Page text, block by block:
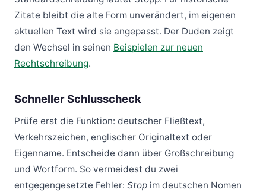
Zitate bleibt die alte Form unverändert, im eigenen
aktuellen Text wird sie angepasst. Der Duden zeigt
den Wechsel in seinen Beispielen zur neuen
Rechtschreibung.
Schneller Schlusscheck
Prüfe erst die Funktion: deutscher Fließtext,
Verkehrszeichen, englischer Originaltext oder
Eigenname. Entscheide dann über Großschreibung
und Wortform. So vermeidest du zwei
entgegengesetzte Fehler: Stop im deutschen Nomen